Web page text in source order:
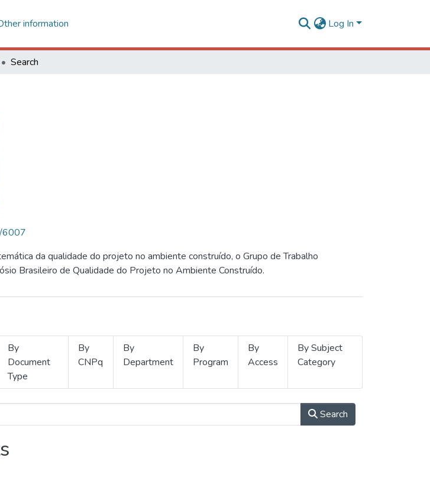
information Log In
Search
6007
da qualidade do projeto no ambiente construído, o Grupo de Trabalho
Brasileiro de Qualidade do Projeto no Ambiente Construído.
By
Document
Type
By
CNPq
By
Department
By
Program
By
Access
By Subject
Category
Search